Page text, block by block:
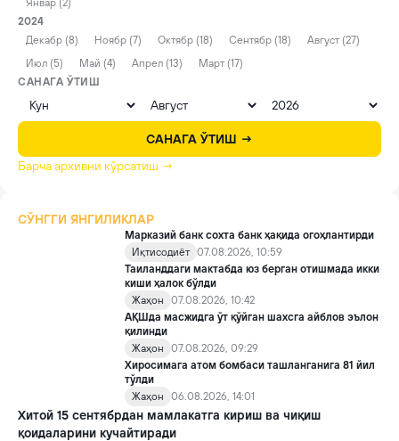
Январ (2)
2024
Декабр (8)
Ноябр (7) Октябр (18) Сентябр (18)
Август (27)
Июл (5)
Май (4) Апрел (13)
Март (17)
САНАГА ЎТИШ
САНАГА ЎТИШ →
Барча архивни кўрсатиш →
СЎНГГИ ЯНГИЛИКЛАР
Марказий банк сохта банк ҳақида огоҳлантирди
Иқтисодиёт 07.08.2026, 10:59
Таиланддаги мактабда юз берган отишмада икки
киши ҳалок бўлди
Жаҳон
07.08.2026, 10:42
АҚШда масжидга ўт қўйган шахсга айблов эълон
қилинди
Жаҳон
07.08.2026, 09:29
Хиросимага атом бомбаси ташланганига 81 йил
тўлди
Жаҳон
06.08.2026, 14:01
Хитой 15 сентябрдан мамлакатга кириш ва чиқиш
қоидаларини кучайтиради